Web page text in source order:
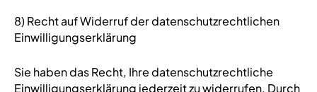
8) Recht auf Widerruf der datenschutzrechtlichen
Einwilligungserklärung
Sie haben das Recht, Ihre datenschutzrechtliche
Einwilligungserklärung jederzeit zu widerrufen. Durch